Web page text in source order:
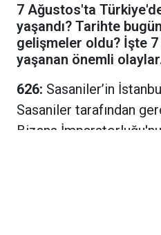
7 Ağustos'ta
yaşandı? Tarihte
gelişmeler oldu? İşte
yaşanan önemli
626: Sasaniler’in
Sasaniler tarafından
Bizans